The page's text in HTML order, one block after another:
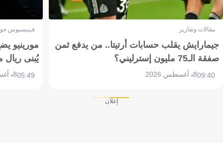
مقالات وتقارير
جيمارايش يقلب حسابات أرتيتا.. من يدفع ثمن
صفقة الـ75 مليون إسترليني؟
09:408 أغسطس 2026
فينيسيوس
مورينيو
يُبنى ريال
05:498 أغسطس 2026
إعلان